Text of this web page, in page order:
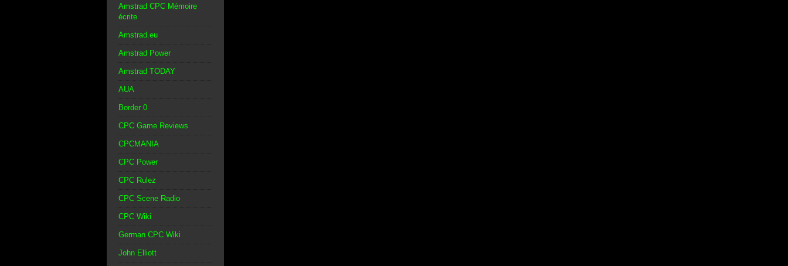
Amstrad CPC Mémoire
écrite
Amstrad.eu
Amstrad Power
Amstrad TODAY
AUA
Border 0
CPC Game Reviews
CPCMANIA
CPC Power
CPC Rulez
CPC Scene Radio
CPC Wiki
German CPC Wiki
John Elliott